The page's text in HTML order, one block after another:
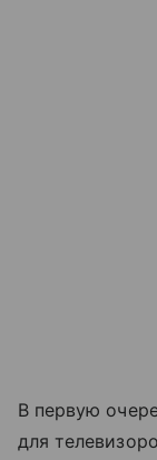
В первую
для